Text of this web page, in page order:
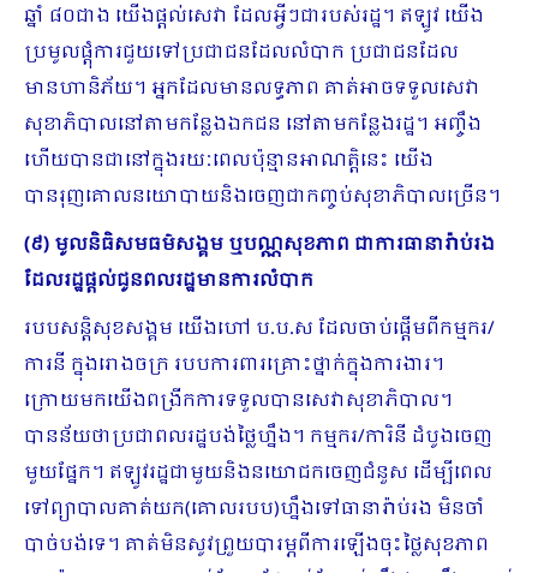
ឆ្នាំ ៨០ជាង យើងផ្ដល់សេវា ដែលអ្វីៗជារបស់រដ្ឋ។​ ឥឡូវ យើង
ប្រមូលផ្ដុំការជួយទៅប្រជាជនដែលលំបាក ប្រជាជនដែល
មានហានិភ័យ។ អ្នកដែលមានលទ្ធភាព គាត់អាចទទួលសេវា
សុខាភិបាលនៅតាមកន្លែងឯកជន នៅតាមកន្លែងរដ្ឋ។ អញ្ចឹង
ហើយបានជានៅក្នុងរយៈពេលប៉ុន្មានអាណត្តិនេះ យើង
បានរុញគោលនយោបាយនិងចេញជាកញ្ចប់សុខាភិបាលច្រើន។
(៩) មូលនិធិសមធម៌សង្គម ឬបណ្ណសុខភាព ជាការធានារ៉ាប់រង
ដែលរដ្ឋផ្តល់ជូនពលរដ្ឋមានការលំបាក
របបសន្តិសុខសង្គម យើងហៅ ប.ប.ស ​ដែលចាប់ផ្ដើមពីកម្មករ/
ការនី ក្នុងរោងចក្រ របបការពារគ្រោះថ្នាក់ក្នុងការងារ។
ក្រោយមកយើងពង្រីកការទទួលបានសេវាសុខាភិបាល។
បានន័យថាប្រជាពលរដ្ឋបង់ថ្លៃហ្នឹង។ កម្មករ​/ការិនី ដំបូងចេញ
មួយផ្នែក។ ឥឡូវ​រដ្ឋជាមួយនិងនយោជ​​​​កចេញជំនួស ដើម្បីពេល
ទៅព្យាបាលគាត់យក(គោលរបប)ហ្នឹងទៅធានារ៉ាប់រង មិនចាំ
បាច់បង់ទេ។ គាត់មិនសូវព្រួយបារម្ភពីការឡើងចុះថ្លៃសុខភាព